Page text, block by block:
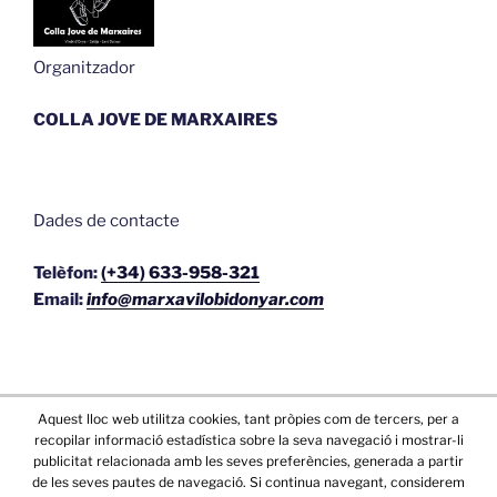
Organitzador
COLLA JOVE DE MARXAIRES
Dades de contacte
Telèfon:(+34) 633-958-321
Email:info@marxavilobidonyar.com
Aquest lloc web utilitza cookies, tant pròpies com de tercers, per a
recopilar informació estadística sobre la seva navegació i mostrar-li
publicitat relacionada amb les seves preferències, generada a partir
de les seves pautes de navegació. Si continua navegant, considerem